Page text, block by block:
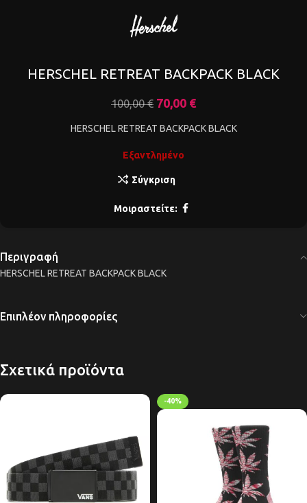
HERSCHEL RETREAT BACKPACK BLACK
100,00€ 70,00 €
HERSCHEL RETREAT BACKPACK BLACK
Εξαντλημένο
Σύγκριση
Μοιραστείτε:
Περιγραφή
HERSCHEL RETREAT BACKPACK BLACK
Επιπλέον πληροφορίες
Σχετικά προϊόντα
-40%